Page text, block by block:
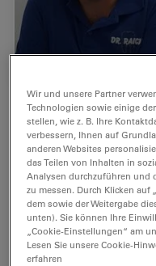
für Notfallmedizin und
Seit 2005: Angestellt
(Spezialisierung auf
Seit 2010: Betrieb
Röhrnbach,
Tags
Wir und unsere Partner
Technologien sowie einige
stellen, wie z. B. Ihre
verbessern, Ihnen auf
anderen Websites
das Teilen von Inhalten in
Analysen durchzuführen und
zu messen. Durch Klicken auf
dem sowie der Weitergabe
unten). Sie können Ihre
„Cookie-Einstellungen“ am
Lesen Sie unsere Cookie-
erfahren